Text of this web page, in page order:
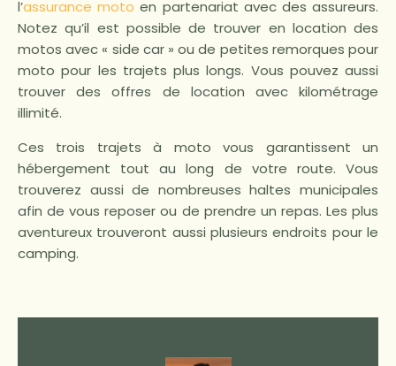
l’assurance moto en partenariat avec des assureurs.
Notez qu’il est possible de trouver en location des
motos avec « side car » ou de petites remorques pour
moto pour les trajets plus longs. Vous pouvez aussi
trouver des offres de location avec kilométrage
illimité.
Ces trois trajets à moto vous garantissent un
hébergement tout au long de votre route. Vous
trouverez aussi de nombreuses haltes municipales
afin de vous reposer ou de prendre un repas. Les plus
aventureux trouveront aussi plusieurs endroits pour le
camping.